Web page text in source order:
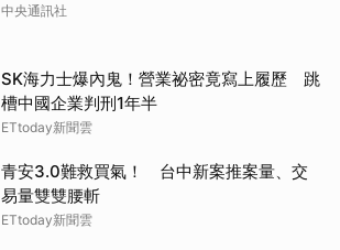
中央通訊社
SK海力士爆內鬼！營業祕密竟寫上履歷 跳
槽中國企業判刑1年半
ETtoday新聞雲
青安3.0難救買氣！ 台中新案推案量、交
易量雙雙腰斬
ETtoday新聞雲